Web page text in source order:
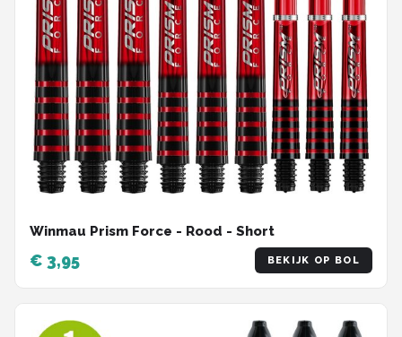
Winmau Prism Force - Rood - Short
€ 3,95 BEKIJK OP BOL